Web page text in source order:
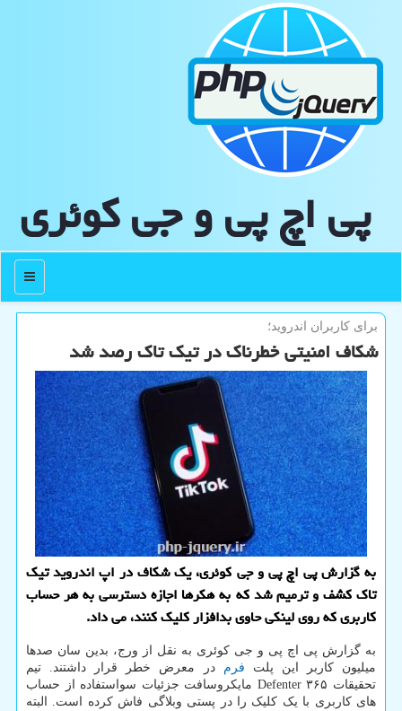
پی اچ پی و جی كوئری
منو
برای كاربران اندروید؛
شکاف امنیتی خطرناک در تیک تاک رصد شد
به گزارش پی اچ پی و جی کوئری، یک شکاف در اپ اندروید تیک
تاک کشف و ترمیم شد که به هکرها اجازه دسترسی به هر حساب
کاربری که روی لینکی حاوی بدافزار کلیک کنند، می داد.
به گزارش پی اچ پی و جی کوئری به نقل از ورج، بدین سان صدها
میلیون کاربر این پلت فرم در معرض خطر قرار داشتند. تیم
تحقیقات ۳۶۵ Defenter مایکروسافت جزئیات سواستفاده از حساب
های کاربری با یک کلیک را در پستی وبلاگی فاش کرده است. البته